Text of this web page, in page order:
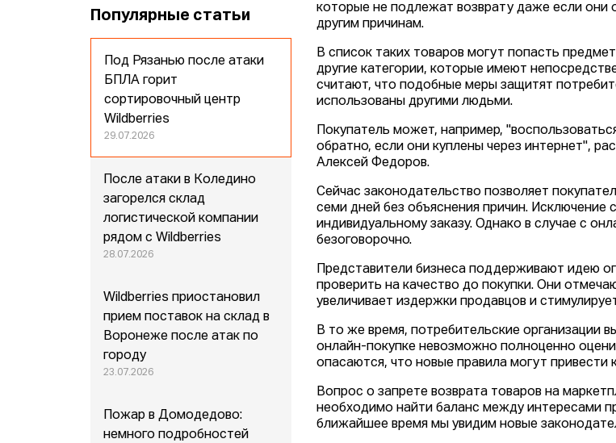
которые не подлежат возврату даже если они
другим причинам.
В список таких товаров могут попасть
другие категории, которые имеют
считают, что подобные меры защитят
использованы другими людьми.
Покупатель может, например,
обратно, если они куплены через интернет",
Алексей Федоров.
Сейчас законодательство позволяет
семи дней без объяснения причин.
индивидуальному заказу. Однако в случае с
безоговорочно.
Представители бизнеса поддерживают идею
проверить на качество до покупки. Они
увеличивает издержки продавцов и
В то же время, потребительские организации
онлайн-покупке невозможно полноценно
опасаются, что новые правила могут
Вопрос о запрете возврата товаров на
необходимо найти баланс между интересами
ближайшее время мы увидим новые
Популярные статьи
Под Рязанью после атаки
БПЛА горит
сортировочный центр
Wildberries
29.07.2026
После атаки в Коледино
загорелся склад
логистической компании
рядом с Wildberries
28.07.2026
Wildberries приостановил
прием поставок на склад в
Воронеже после атак по
городу
23.07.2026
Пожар в Домодедово:
немного подробностей